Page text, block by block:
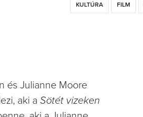
KULTÚRA FILM
és Julianne Moore
aki a Sötét vizeken